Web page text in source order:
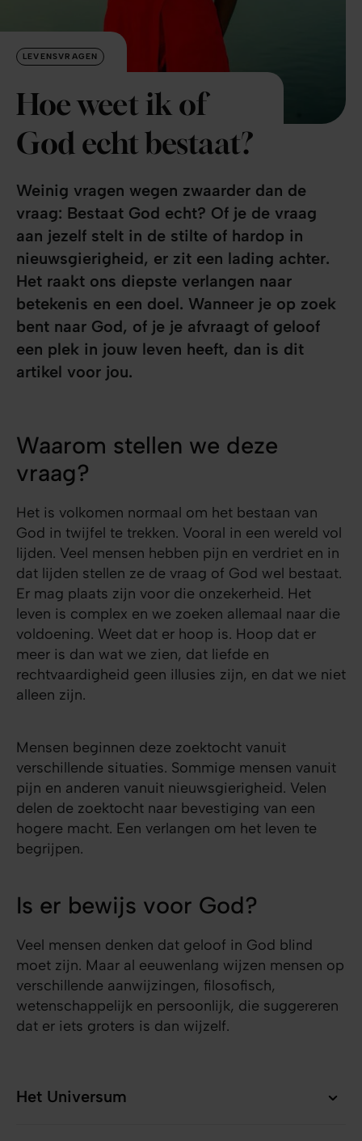
LEVENSVRAGEN
Hoe weet ik of
God echt bestaat?
Weinig vragen wegen zwaarder dan de
vraag: Bestaat God echt? Of je de vraag
aan jezelf stelt in de stilte of hardop in
nieuwsgierigheid, er zit een lading achter.
Het raakt ons diepste verlangen naar
betekenis en een doel. Wanneer je op zoek
bent naar God, of je je afvraagt of geloof
een plek in jouw leven heeft, dan is dit
artikel voor jou.
Waarom stellen we deze
vraag?
Het is volkomen normaal om het bestaan van
God in twijfel te trekken. Vooral in een wereld vol
lijden. Veel mensen hebben pijn en verdriet en in
dat lijden stellen ze de vraag of God wel bestaat.
Er mag plaats zijn voor die onzekerheid. Het
leven is complex en we zoeken allemaal naar die
voldoening. Weet dat er hoop is. Hoop dat er
meer is dan wat we zien, dat liefde en
rechtvaardigheid geen illusies zijn, en dat we niet
alleen zijn.
Mensen beginnen deze zoektocht vanuit
verschillende situaties. Sommige mensen vanuit
pijn en anderen vanuit nieuwsgierigheid. Velen
delen de zoektocht naar bevestiging van een
hogere macht. Een verlangen om het leven te
begrijpen.
Is er bewijs voor God?
Veel mensen denken dat geloof in God blind
moet zijn. Maar al eeuwenlang wijzen mensen op
verschillende aanwijzingen, filosofisch,
wetenschappelijk en persoonlijk, die suggereren
dat er iets groters is dan wijzelf.
Het Universum
Het Universum